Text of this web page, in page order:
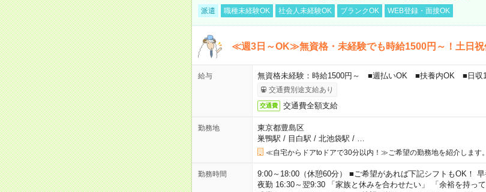
派遣 職種未経験OK 社会人未経験OK ブランクOK WEB登録・面接OK
≪週3日～OK≫無資格・未経験でも時給1500円～！土日祝
給与 無資格未経験：時給1500円～ ■週払いOK ■扶養内OK ■日収1
交通費別途支給あり
交通費 交通費全額支給
勤務地
東京都豊島区
巣鴨駅 / 目白駅 / 北池袋駅 /
≪自宅からドアtoドアで30分以内！≫ご希望の勤務地を紹介します。
勤務時間
9:00～18:00（休憩60分） ■ご希望があれば下記シフトもOK！
夜勤 16:30～翌9:30 「家族と休みを合わせたい」 「余裕を持っ